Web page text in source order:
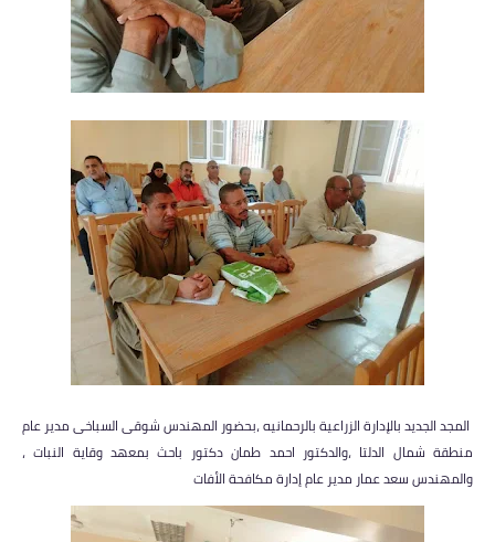
المجد الجديد بالإدارة الزراعية بالرحمانيه ،بحضور المهندس شوقى السباخى مدير عام
منطقة شمال الدلتا ،والدكتور احمد طمان دكتور باحث بمعهد وقاية النبات ،
والمهندس سعد عمار مدير عام إدارة مكافحة الأفات